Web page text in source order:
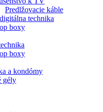
Predlžovacie káble
technika
boxy
boxy
a kondómy
gély